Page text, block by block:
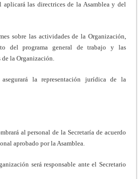
las directrices de la Asamblea y del
sobre las actividades de la Organización,
del programa general de trabajo y las
de la Organización.
la representación jurídica de la
al personal de la Secretaría de acuerdo
aprobado por la Asamblea.
será responsable ante el Secretario